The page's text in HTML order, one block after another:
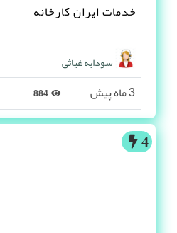
خدمات ایران کارخانه
سودابه غیاثی
3 ماه پیش
4